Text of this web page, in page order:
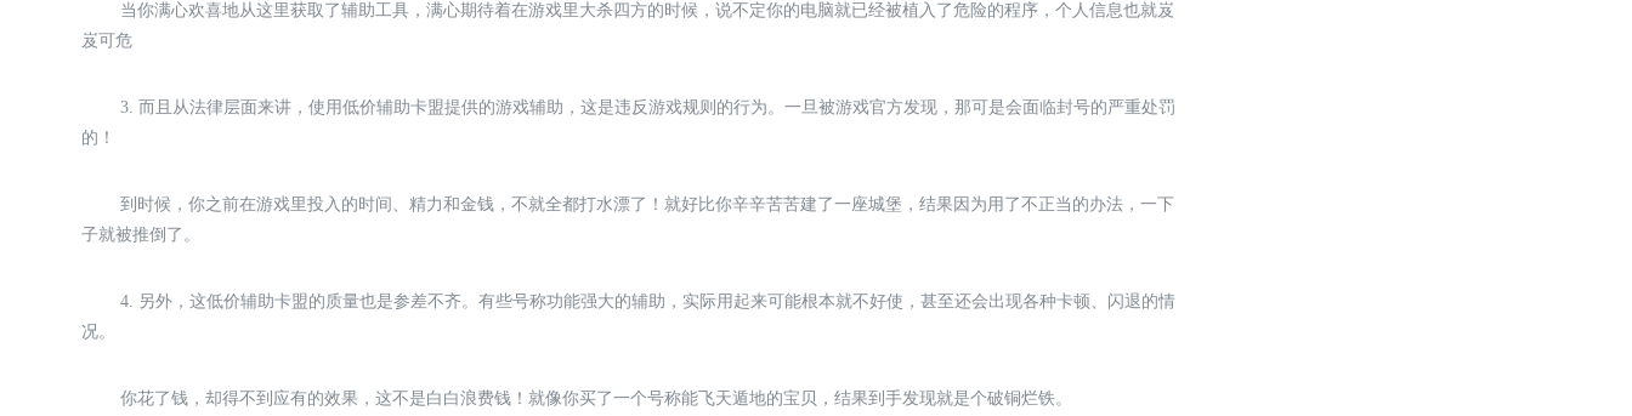
当你满心欢喜地从这里获取了辅助工具，满心期待着在游戏里大杀四方的时候，说不定你的电脑就已经被植入了危险的程序，个人信息也就岌
岌可危
3. 而且从法律层面来讲，使用低价辅助卡盟提供的游戏辅助，这是违反游戏规则的行为。一旦被游戏官方发现，那可是会面临封号的严重处罚
的！
到时候，你之前在游戏里投入的时间、精力和金钱，不就全都打水漂了！就好比你辛辛苦苦建了一座城堡，结果因为用了不正当的办法，一下
子就被推倒了。
4. 另外，这低价辅助卡盟的质量也是参差不齐。有些号称功能强大的辅助，实际用起来可能根本就不好使，甚至还会出现各种卡顿、闪退的情
况。
你花了钱，却得不到应有的效果，这不是白白浪费钱！就像你买了一个号称能飞天遁地的宝贝，结果到手发现就是个破铜烂铁。